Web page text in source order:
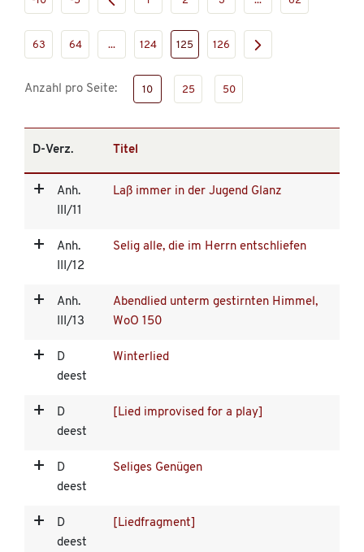
63 64 ... 124 125 126
Anzahl pro Seite: 10 25 50
D-Verz. Titel
Anh.
III/11
Laß immer in der Jugend Glanz
Anh.
III/12
Selig alle, die im Herrn entschliefen
Anh.
III/13
Abendlied unterm gestirnten Himmel,
WoO 150
D
deest
Winterlied
D
deest
[Lied improvised for a play]
D
deest
Seliges Genügen
D
deest
[Liedfragment]